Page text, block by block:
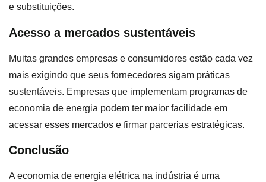
e substituições.
Acesso a mercados sustentáveis
Muitas grandes empresas e consumidores estão cada vez
mais exigindo que seus fornecedores sigam práticas
sustentáveis. Empresas que implementam programas de
economia de energia podem ter maior facilidade em
acessar esses mercados e firmar parcerias estratégicas.
Conclusão
A economia de energia elétrica na indústria é uma